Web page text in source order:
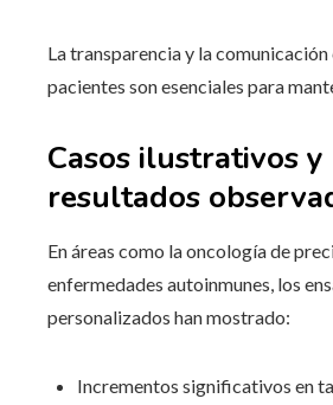
La transparencia y la comunicación
pacientes son esenciales para
Casos ilustrativos y
resultados
En áreas como la oncología de
enfermedades autoinmunes, los
personalizados han mostrado:
Incrementos significativos en